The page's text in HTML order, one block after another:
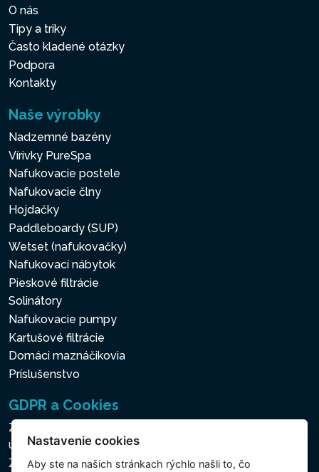
O nás
Tipy a triky
Často kladené otázky
Podpora
Kontakty
Naše výrobky
Nadzemné bazény
Vírivky PureSpa
Nafukovacie postele
Nafukovacie člny
Hojdačky
Paddleboardy (SUP)
Wetset (nafukovačky)
Nafukovací nábytok
Pieskové filtrácie
Solinátory
Nafukovacie pumpy
Kartušové filtrácie
Domáci maznáčikovia
Príslušenstvo
GDPR a Cookies
Zásady ochrany osobných a ďalších spracovávaných
údajov
Zásady používania súborov cookies
Nastavenie cookies
Aby ste na našich stránkach rýchlo našli to, čo